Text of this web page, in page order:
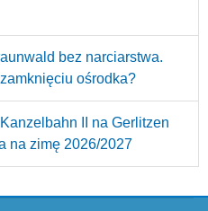
bez narciarstwa.
ośrodka?
II na Gerlitzen
na zimę 2026/2027